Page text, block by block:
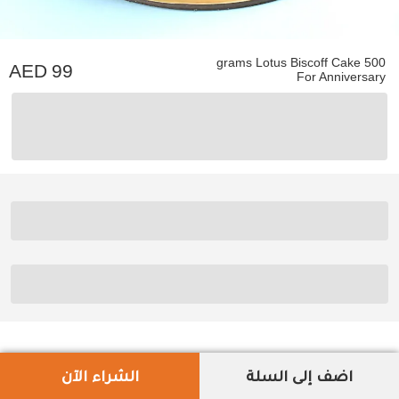
500 grams Lotus Biscoff Cake
For Anniversary
99
اضف إلى السلة الشراء الآن